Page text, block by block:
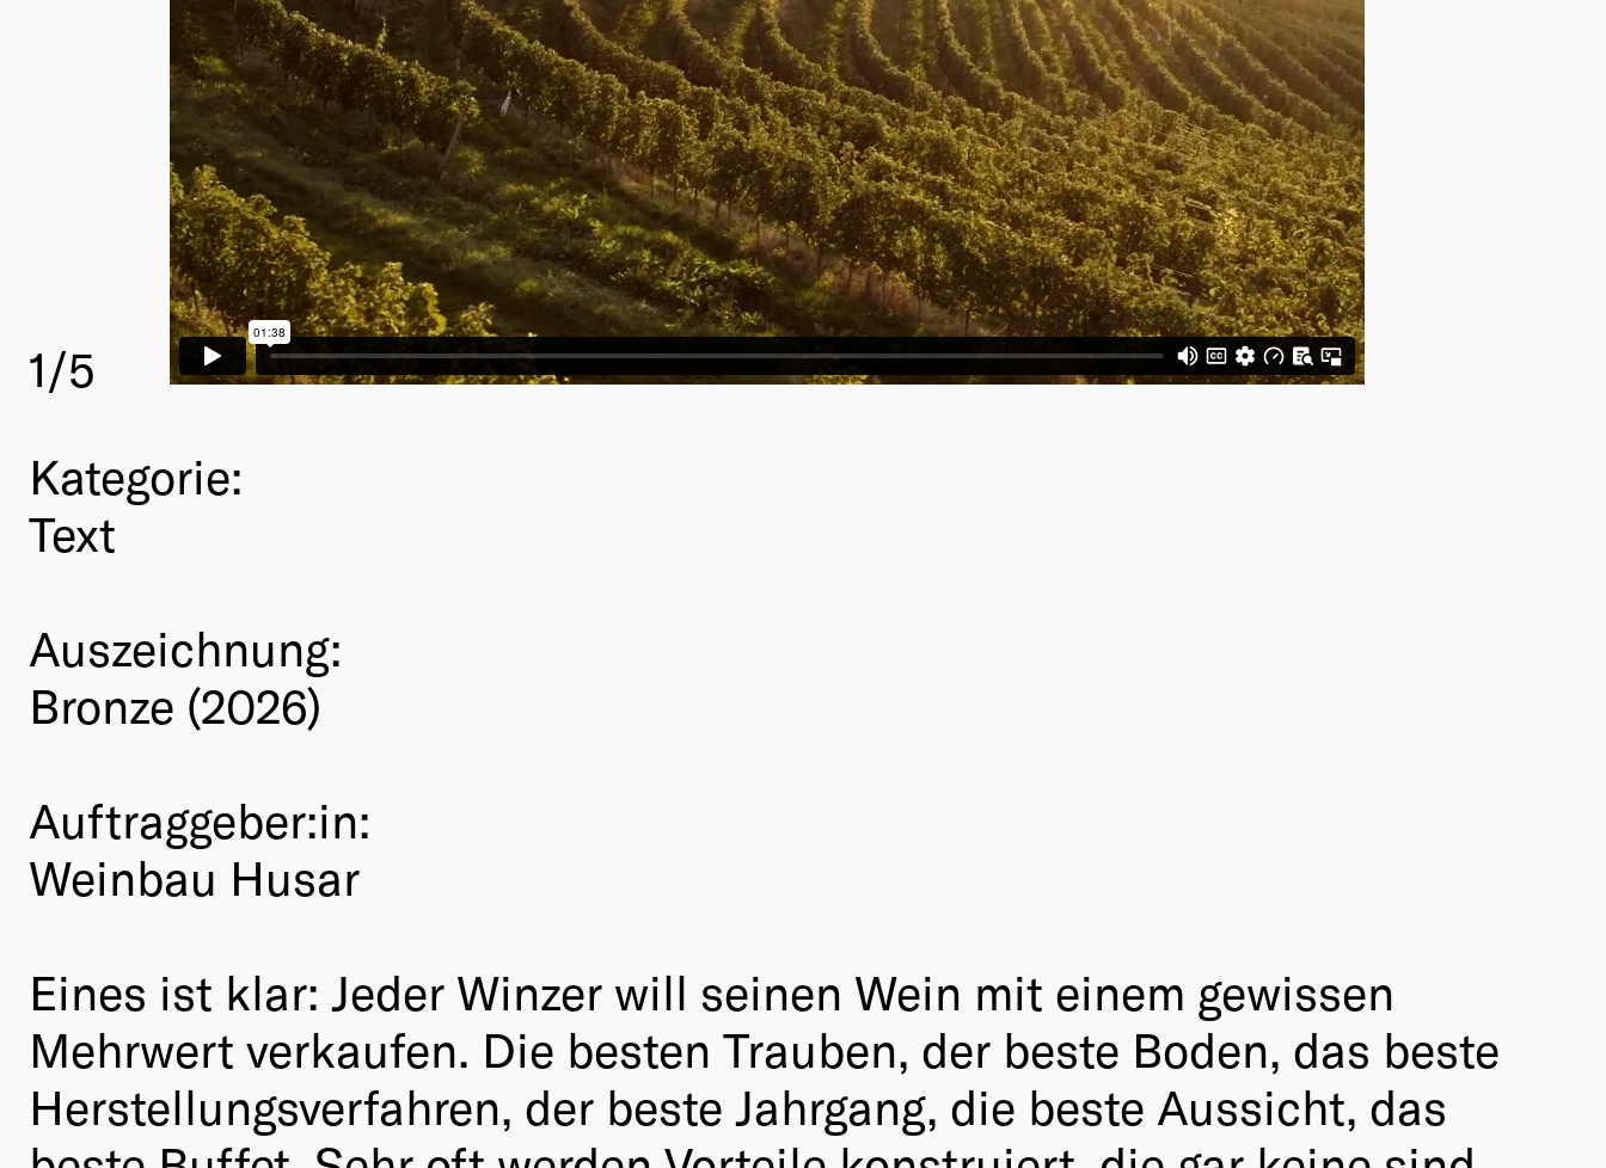
1/5
Kategorie:
Text
Auszeichnung:
Bronze (2026)
Auftraggeber:in:
Weinbau Husar
Eines ist klar: Jeder Winzer will seinen Wein mit einem gewissen
Mehrwert verkaufen. Die besten Trauben, der beste Boden, das beste
Herstellungsverfahren, der beste Jahrgang, die beste Aussicht, das